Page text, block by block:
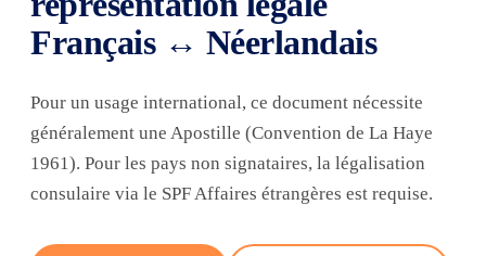
Français ↔ Néerlandais
Pour un usage international, ce document nécessite
généralement une Apostille (Convention de La Haye
1961). Pour les pays non signataires, la légalisation
consulaire via le SPF Affaires étrangères est requise.